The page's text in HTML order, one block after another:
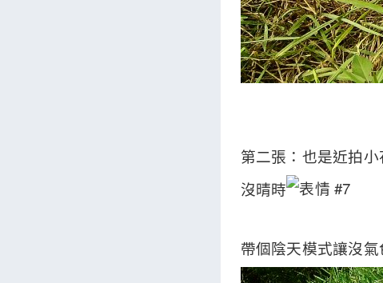
第二張：也是近拍
沒晴時
帶個陰天模式讓沒